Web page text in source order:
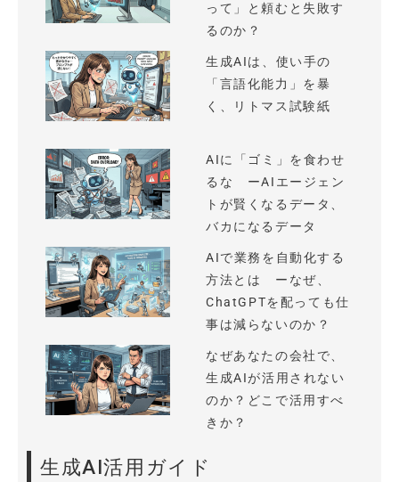
って」と頼むと失敗す
るのか？
生成AIは、使い手の
「言語化能力」を暴
く、リトマス試験紙
AIに「ゴミ」を食わせ
るな ーAIエージェン
トが賢くなるデータ、
バカになるデータ
AIで業務を自動化する
方法とは ーなぜ、
ChatGPTを配っても仕
事は減らないのか？
なぜあなたの会社で、
生成AIが活用されない
のか？どこで活用すべ
きか？
生成AI活用ガイド